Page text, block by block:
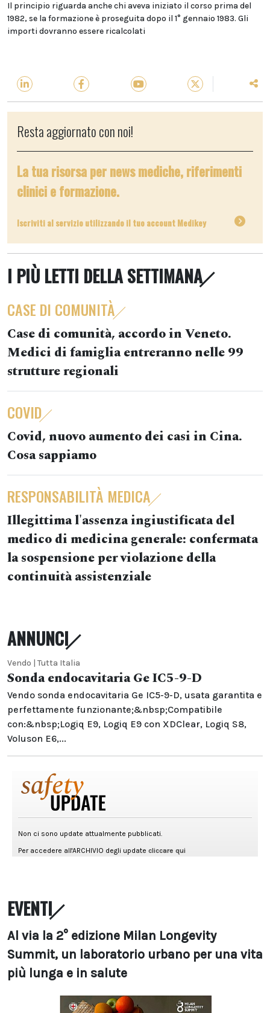
Il principio riguarda anche chi aveva iniziato il corso prima del
1982, se la formazione è proseguita dopo il 1° gennaio 1983. Gli
importi dovranno essere ricalcolati
Resta aggiornato con noi!
La tua risorsa per news mediche, riferimenti
clinici e formazione.
Iscriviti al servizio utilizzando il tuo account Medikey
I PIÙ LETTI DELLA SETTIMANA
CASE DI COMUNITÀ
Case di comunità, accordo in Veneto.
Medici di famiglia entreranno nelle 99
strutture regionali
COVID
Covid, nuovo aumento dei casi in Cina.
Cosa sappiamo
RESPONSABILITÀ MEDICA
Illegittima l'assenza ingiustificata del
medico di medicina generale: confermata
la sospensione per violazione della
continuità assistenziale
ANNUNCI
Vendo | Tutta Italia
Sonda endocavitaria Ge IC5-9-D
Vendo sonda endocavitaria Ge IC5-9-D, usata garantita e
perfettamente funzionante;&nbsp;Compatibile
con:&nbsp;Logiq E9, Logiq E9 con XDClear, Logiq S8,
Voluson E6,...
EVENTI
Al via la 2° edizione Milan Longevity
Summit, un laboratorio urbano per una vita
più lunga e in salute